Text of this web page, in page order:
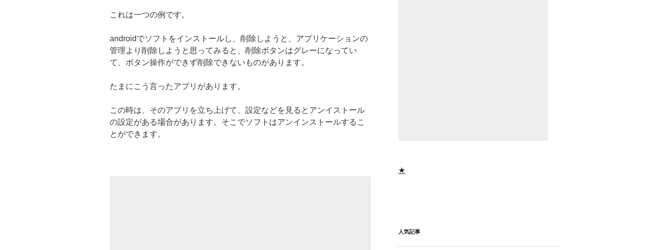
これは一つの例です。
androidでソフトをインストールし、削除しようと、アプリケーションの
管理より削除しようと思ってみると、削除ボタンはグレーになってい
て、ボタン操作ができず削除できないものがあります。
たまにこう言ったアプリがあります。
この時は、そのアプリを立ち上げて、設定などを見るとアンイストール
の設定がある場合があります。そこでソフトはアンインストールするこ
とができます。
★
人気記事